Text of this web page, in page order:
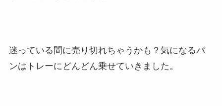
迷っている間に売り切れちゃうかも？気になるパ
ンはトレーにどんどん乗せていきました。